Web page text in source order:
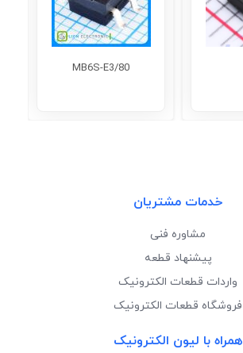
MB6S-E3/80
خدمات مشتریان
مشاوره فنی
پیشنهاد قطعه
واردات قطعات الکترونیک
فروشگاه قطعات الکترونیک
همراه با لیون الکترونیک